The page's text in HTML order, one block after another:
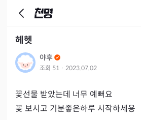
헤헷
야후
조회 51 · 2023.07.02
꽃선물 받았는데 너무 예뻐요
꽃 보시고 기분좋은하루 시작하세용